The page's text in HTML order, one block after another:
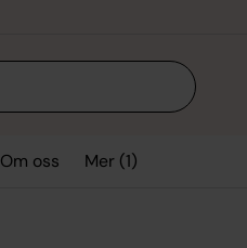
Om oss Mer (1)